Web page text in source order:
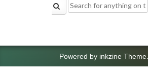
Search
for:
Powered by inkzine Theme